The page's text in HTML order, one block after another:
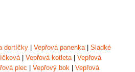
dortíčky | Vepřová panenka | Sladké
| Vepřová kotleta | Vepřová
plec | Vepřový bok | Vepřová